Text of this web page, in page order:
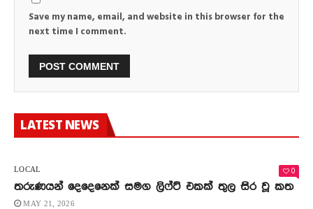
Save my name, email, and website in this browser for the
next time I comment.
LATEST NEWS
LOCAL 0
තරුණයන් දෙදෙනෙක් සමග ලිෆ්ට් එකක් තුල සිර වූ කත
MAY 21, 2026